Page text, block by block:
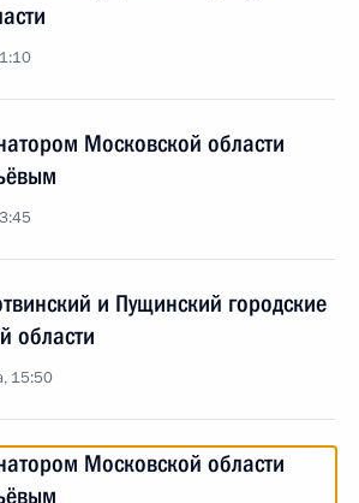
Московской области
и Пущинский городские
области
15:50
Московской области